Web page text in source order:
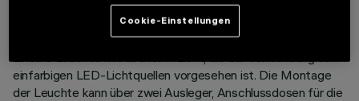
Lineare Leuchte mit direktem Licht, die zur Verwendung von
einfarbigen LED-Lichtquellen vorgesehen ist. Die Montage
der Leuchte kann über zwei Ausleger, Anschlussdosen für die
Cookie-Einstellungen